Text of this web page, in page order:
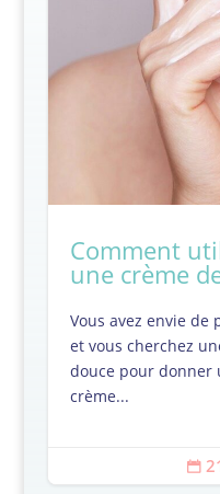
Comment
une crème
Vous avez envie de
et vous cherchez
douce pour donner
crème...
